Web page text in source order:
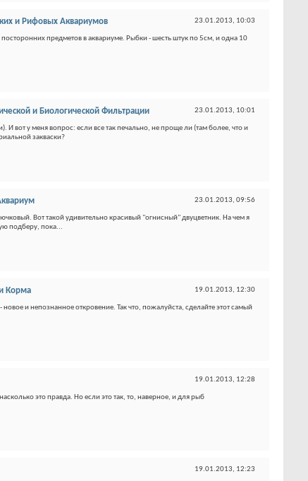
23.01.2013, 10:03
и Рифовых Аквариумов
предметов в аквариуме. Рыбки - шесть штук по 5см, и одна 10
23.01.2013, 10:01
и Биологической Фильтрации
вот у меня вопрос: если все так печально, не проще ли (там более, что и
закваски?
23.01.2013, 09:56
Вот такой удивительно красивый "огнисный" двуцветник. На чем я
подберу, пока...
19.01.2013, 12:30
Корма
и непознанное откровение. Так что, пожалуйста, сделайте этот самый
19.01.2013, 12:28
это правда. Но если это так, то, наверное, и для рыб
19.01.2013, 12:23